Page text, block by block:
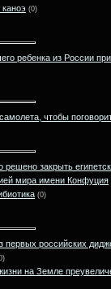
(0)
ребенка из России
чтобы
решено закрыть
мира имени Конфуция
(0)
первых российских
на Земле